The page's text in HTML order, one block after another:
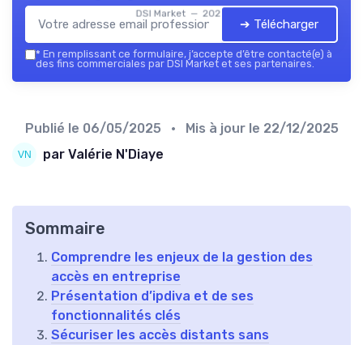
DSI Market — 2026
➔ Télécharger
* En remplissant ce formulaire, j’accepte d’être contacté(e) à
des fins commerciales par DSI Market et ses partenaires.
Publié le 06/05/2025 • Mis à jour le 22/12/2025
par Valérie N'Diaye
Sommaire
Comprendre les enjeux de la gestion des
accès en entreprise
Présentation d’ipdiva et de ses
fonctionnalités clés
Sécuriser les accès distants sans